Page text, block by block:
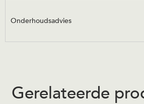
Onderhoudsadvies
Gerelateerde